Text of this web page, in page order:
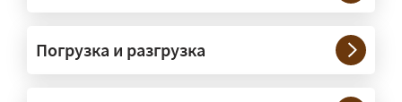
сопровождение?
Погрузка и разгрузка